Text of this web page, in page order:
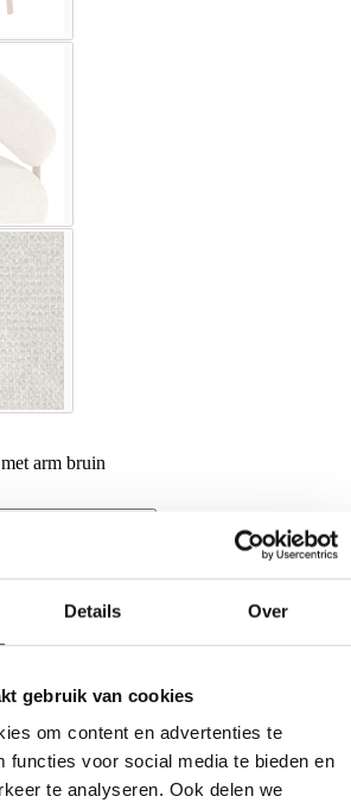
Over
functies voor social media te bieden en
te analyseren. Ook delen we
van onze site met onze
media, adverteren en analyse. Deze
arm bruin
Hout, Stof